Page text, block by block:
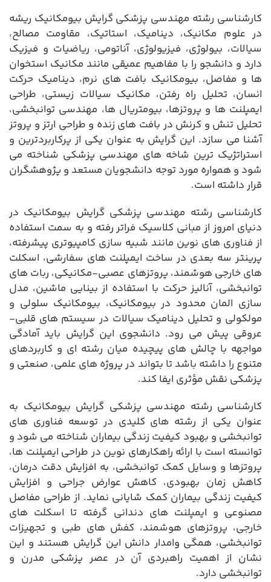
کارشناسی رشته مهندسی پزشکی گرایش بیومکانیک ریشه
در علوم مکانیک، دینامیک، استاتیک، مقاومت مصالح،
سیالات، بیولوژی، فیزیولوژی، آناتومی، ریاضیات و فیزیک
دارد و دانشجو را با مفاهیم عمیقی مانند مکانیک استخوان
ها و مفاصل، بیومکانیک بافت های نرم، دینامیک حرکت
انسان، تحلیل راه رفتن، مکانیک سیالات زیستی، طراحی
ایمپلنت ها و پروتزها، بیومتریال ها، مهندسی توانبخشی،
تحلیل تنش و کرنش در بافت های زنده و طراحی ارتز و پروتز
آشنا می سازد. این گرایش به عنوان یکی از پرکاربردترین و
استراتژیک ترین شاخه های مهندسی پزشکی شناخته می
شود و همواره مورد توجه دانشجویان مستعد و پژوهشگران
قرار داشته است.
کارشناسی رشته مهندسی پزشکی گرایش بیومکانیک در
دنیای امروز از مبانی کلاسیک فراتر رفته و به سمت استفاده
از فناوری های نوین مانند شبیه سازی کامپیوتری پیشرفته،
پرینتر سه بعدی در ساخت ایمپلنت های سفارشی، اسکلت
های خارجی هوشمند، پروتزهای عصبی-مکانیکی، ربات های
توانبخشی، آنالیز حرکت با استفاده از بینایی ماشین، مدل
سازی المان محدود در بیومکانیک، بیومکانیک سلولی و
مولکولی و تحلیل دینامیک سیالات در سیستم های قلبی-
عروقی پیش می رود. دانشجوی این گرایش باید آمادگی
مواجهه با چالش های پیچیده میان رشته ای و کاربردهای
متنوع را داشته باشد تا بتواند در پروژه های علمی، صنعتی و
پزشکی نقش مؤثری ایفا کند.
کارشناسی رشته مهندسی پزشکی گرایش بیومکانیک به
عنوان یکی از رشته های کلیدی در توسعه فناوری های
توانبخشی و بهبود کیفیت زندگی بیماران شناخته می شود و
توانسته است با ارائه راهکارهای نوین در طراحی ایمپلنت ها،
پروتزها و وسایل کمک توانبخشی، به افزایش دقت درمان،
کاهش زمان بهبودی، کاهش عوارض جراحی و افزایش
کیفیت زندگی بیماران کمک شایانی نماید. از طراحی مفاصل
مصنوعی و ایمپلنت های دندانی گرفته تا اسکلت های
خارجی، پروتزهای هوشمند، کفش های طبی و تجهیزات
توانبخشی، همگی وامدار دانش این گرایش هستند و این
نشان از اهمیت راهبردی آن در عصر پزشکی مدرن و
توانبخشی دارد.